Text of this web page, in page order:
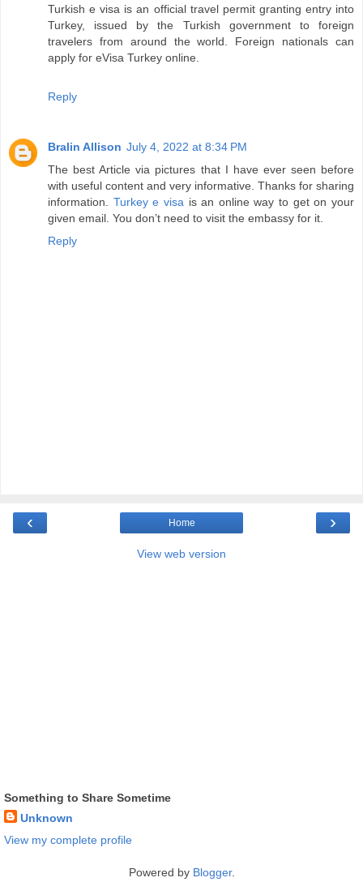
Turkish e visa is an official travel permit granting entry into
Turkey, issued by the Turkish government to foreign
travelers from around the world. Foreign nationals can
apply for eVisa Turkey online.
Reply
Bralin Allison July 4, 2022 at 8:34 PM
The best Article via pictures that I have ever seen before
with useful content and very informative. Thanks for sharing
information. Turkey e visa is an online way to get on your
given email. You don’t need to visit the embassy for it.
Reply
‹ ›
Home
View web version
Something to Share Sometime
Unknown
View my complete profile
Powered by Blogger.